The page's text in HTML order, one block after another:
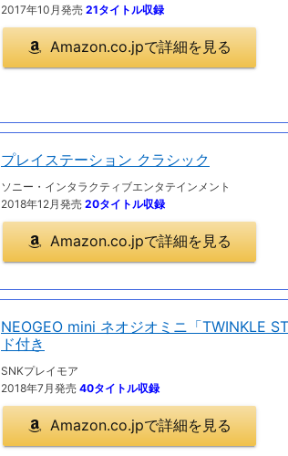
2017年10月発売 21タイトル収録
Amazon.co.jpで詳細を見る
プレイステーション クラシック
ソニー・インタラクティブエンタテインメント
2018年12月発売 20タイトル収録
Amazon.co.jpで詳細を見る
NEOGEO mini ネオジオミニ「TWINKLE
ド付き
SNKプレイモア
2018年7月発売 40タイトル収録
Amazon.co.jpで詳細を見る